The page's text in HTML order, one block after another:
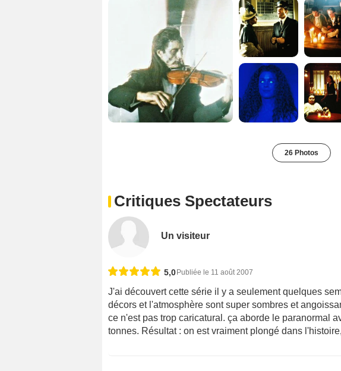
26 Photos
Critiques Spectateurs
Un visiteur
5,0 Publiée le 11 août 2007
J'ai découvert cette série il y a seulement quelques
décors et l'atmosphère sont super sombres et
ce n'est pas trop caricatural. ça aborde le paranormal
tonnes. Résultat : on est vraiment plongé dans